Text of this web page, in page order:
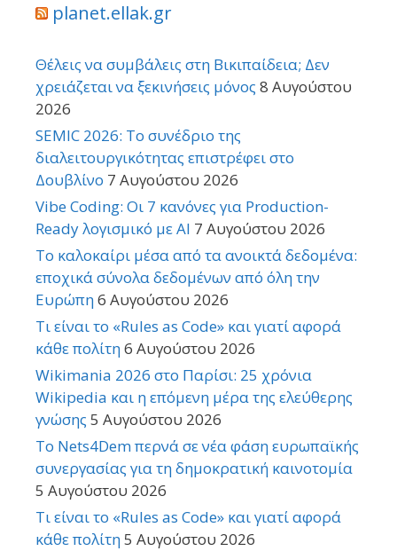
planet.ellak.gr
Θέλεις να συμβάλεις στη Βικιπαίδεια; Δεν
χρειάζεται να ξεκινήσεις μόνος 8 Αυγούστου
2026
SEMIC 2026: Το συνέδριο της
διαλειτουργικότητας επιστρέφει στο
Δουβλίνο 7 Αυγούστου 2026
Vibe Coding: Οι 7 κανόνες για Production-
Ready λογισμικό με AI 7 Αυγούστου 2026
Το καλοκαίρι μέσα από τα ανοικτά δεδομένα:
εποχικά σύνολα δεδομένων από όλη την
Ευρώπη6 Αυγούστου 2026
Τι είναι το «Rules as Code» και γιατί αφορά
κάθε πολίτη6 Αυγούστου 2026
Wikimania 2026 στο Παρίσι: 25 χρόνια
Wikipedia και η επόμενη μέρα της ελεύθερης
γνώσης 5 Αυγούστου 2026
Το Nets4Dem περνά σε νέα φάση ευρωπαϊκής
συνεργασίας για τη δημοκρατική καινοτομία
5 Αυγούστου 2026
Τι είναι το «Rules as Code» και γιατί αφορά
κάθε πολίτη5 Αυγούστου 2026